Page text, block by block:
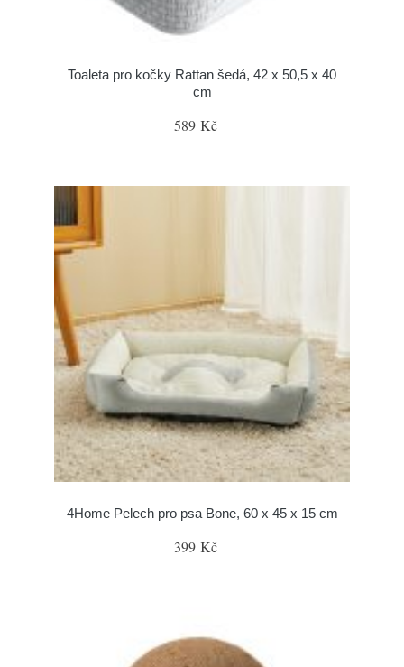
Toaleta pro kočky Rattan šedá, 42 x 50,5 x 40
cm
589 Kč
4Home Pelech pro psa Bone, 60 x 45 x 15 cm
399 Kč